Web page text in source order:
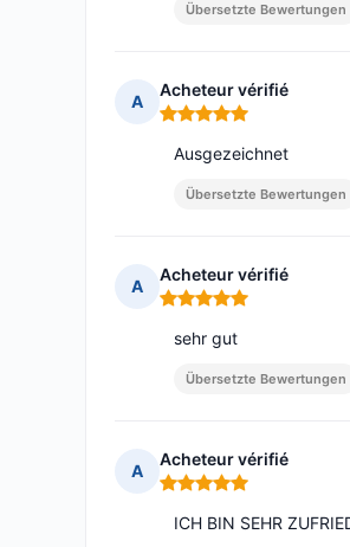
Übersetzte Bewertungen
A
Acheteur vérifié
Hinweis: 5 von 5
Ausgezeichnet
Übersetzte Bewertungen
A
Acheteur vérifié
Hinweis: 5 von 5
sehr gut
Übersetzte Bewertungen
A
Acheteur vérifié
Hinweis: 5 von 5
ICH BIN SEHR